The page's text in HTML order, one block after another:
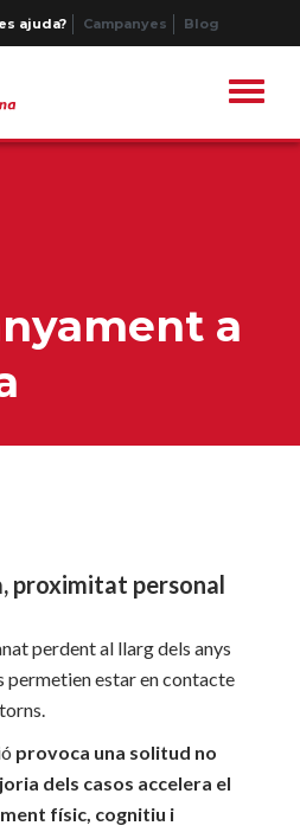
ajuda? Campanyes Blog
a
proximitat personal
perdent al llarg dels anys
permetien estar en contacte
provoca una solitud no
dels casos accelera el
físic, cognitiu i